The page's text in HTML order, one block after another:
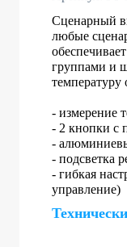
Сценарный
любые
группами и
- измерение
- 2 кнопки с
-
- подсветка
- гибкая
управление)